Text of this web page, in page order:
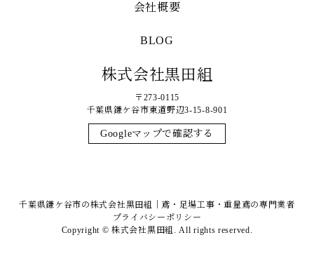
会社概要
BLOG
株式会社黒田組
〒273-0115
千葉県鎌ケ谷市東道野辺3-15-8-901
Googleマップで確認する
千葉県鎌ケ谷市の株式会社黒田組｜鳶・足場工事・重量鳶の専門業者
プライバシーポリシー
Copyright © 株式会社黒田組. All rights reserved.